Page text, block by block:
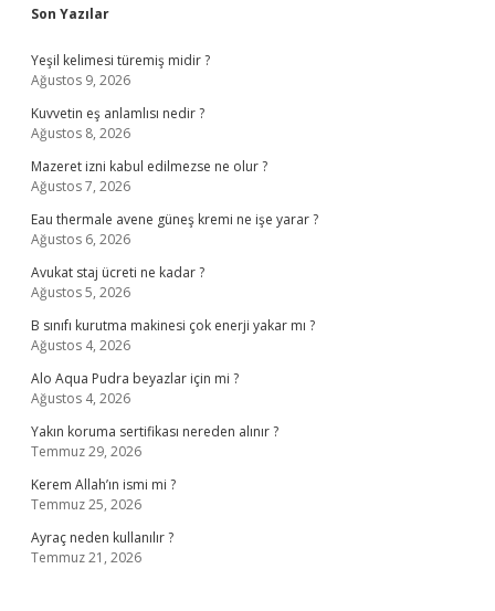
Sidebar
Son Yazılar
Yeşil kelimesi türemiş midir ?
Ağustos 9, 2026
Kuvvetin eş anlamlısı nedir ?
Ağustos 8, 2026
Mazeret izni kabul edilmezse ne olur ?
Ağustos 7, 2026
Eau thermale avene güneş kremi ne işe yarar ?
Ağustos 6, 2026
Avukat staj ücreti ne kadar ?
Ağustos 5, 2026
B sınıfı kurutma makinesi çok enerji yakar mı ?
Ağustos 4, 2026
Alo Aqua Pudra beyazlar için mi ?
Ağustos 4, 2026
Yakın koruma sertifikası nereden alınır ?
Temmuz 29, 2026
Kerem Allah’ın ismi mi ?
Temmuz 25, 2026
Ayraç neden kullanılır ?
Temmuz 21, 2026